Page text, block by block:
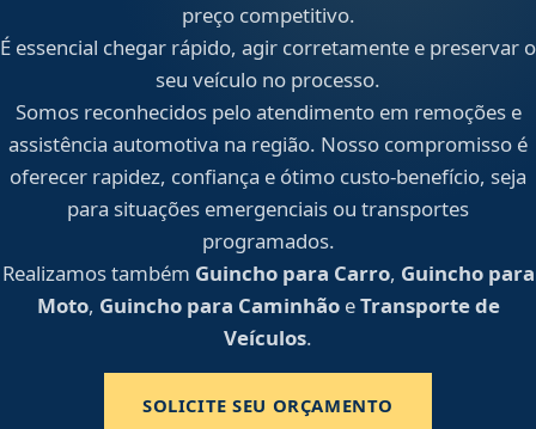
preço competitivo.
É essencial chegar rápido, agir corretamente e preservar o
seu veículo no processo.
Somos reconhecidos pelo atendimento em remoções e
assistência automotiva na região. Nosso compromisso é
oferecer rapidez, confiança e ótimo custo-benefício, seja
para situações emergenciais ou transportes
programados.
Realizamos também Guincho para Carro, Guincho para
Moto, Guincho para CaminhãoeTransporte de
Veículos.
SOLICITE SEU ORÇAMENTO